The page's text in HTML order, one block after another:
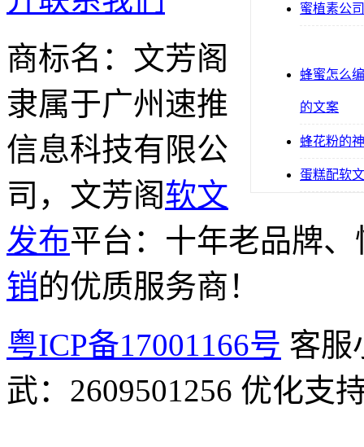
蜜植素公
蜂蜜怎么
的文案
蜂花粉的
蛋糕配软
商标名：文芳阁
隶属于广州速推
信息科技有限公
司，文芳阁软文
发布平台：十年老品牌
销的优质服务商！
粤ICP备17001166号 客服
武：2609501256 优化支